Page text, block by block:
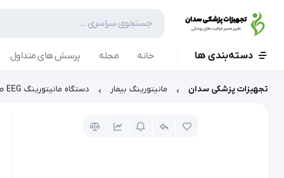
دسته‌بندی ها خانه مجله پرسش های متداول
تجهیزات پزشکی سدان مانیتورینگ بیمار دستگاه مانیتورینگ EEG صاایران مدل neuroset 24